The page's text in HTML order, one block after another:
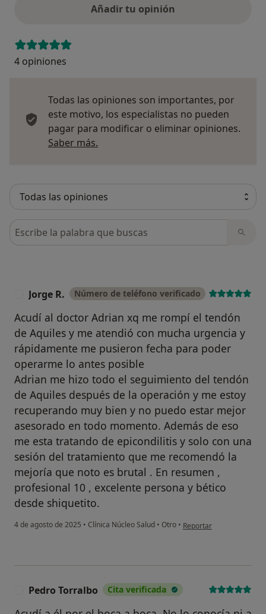
Añadir tu opinión
4 opiniones
Todas las opiniones son importantes, por
este motivo, los especialistas no pueden
pagar para modificar o eliminar opiniones.
Saber más.
Busca en opiniones
Jorge R. Número de teléfono verificado
Acudí al doctor Adrian xq me rompí el tendón
de Aquiles y me atendió con mucha urgencia y
rápidamente me pusieron fecha para poder
operarme lo antes posible
Adrian me hizo todo el seguimiento del tendón
de Aquiles después de la operación y me estoy
recuperando muy bien y no puedo estar mejor
asesorado en todo momento. Además de eso
me esta tratando de epicondilitis y solo con una
sesión del tratamiento que me recomendó la
mejoría que noto es brutal . En resumen ,
profesional 10 , excelente persona y bético
desde shiquetito.
4 de agosto de 2025 • Clínica Núcleo Salud • Otro • en opinión del usuario
Reportar
Pedro Torralbo Cita verificada